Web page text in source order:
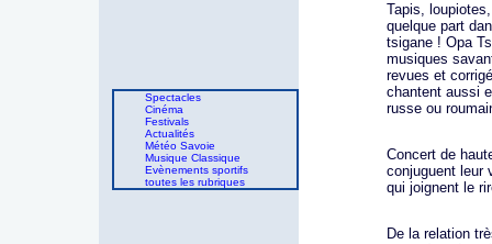
Spectacles
Cinéma
Festivals
Actualités
Météo Savoie
Musique Classique
Evènements sportifs
toutes les rubriques
Tapis,
quelque part
tsigane ! Opa
musiques
revues et
chantent aussi
russe ou
Concert de
conjuguent leur
qui joignent le
De la relation